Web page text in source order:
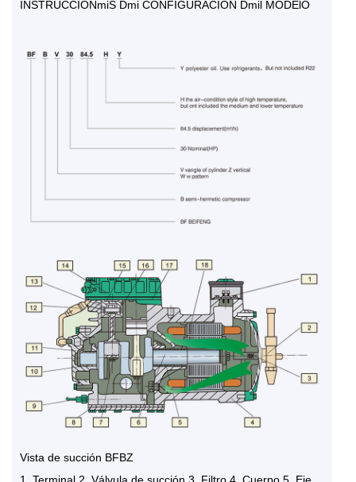
INSTRUCCIONmiS Dmi CONFIGURACIÓN Dmil MODElO
Vista de succión BFBZ